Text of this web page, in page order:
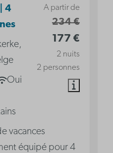
A partir de
234 €
177 €
2 nuits
2 personnes
4
Oui
vacances
équipé pour 4